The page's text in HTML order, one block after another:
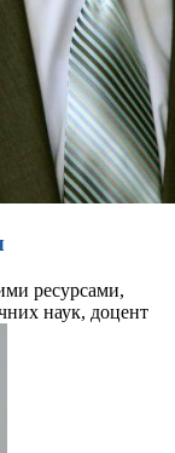
ресурсами,
наук, доцент